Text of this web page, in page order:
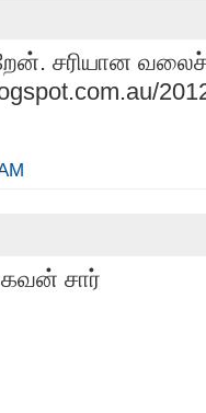
சரியான
சார்